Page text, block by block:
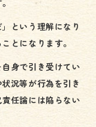
という理解になり
とになります。
身で引き受けてい
況等が行為を引き
任論には陥らない